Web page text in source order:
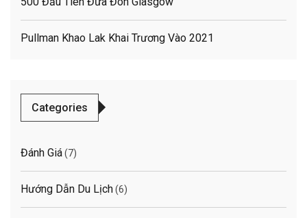
Pullman Khao Lak Khai Trương Vào 2021
Categories
Đánh Giá(7)
Hướng Dẫn Du Lịch(6)